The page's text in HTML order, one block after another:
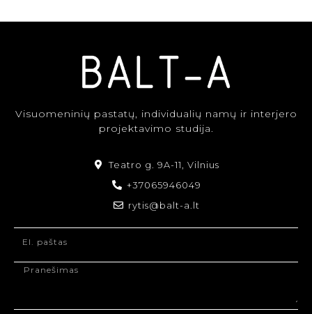
Visuomeninių pastatų, individualių namų ir interjero
projektavimo studija.
Teatro g. 9A-11, Vilnius
+37065946049
rytis@balt-a.lt